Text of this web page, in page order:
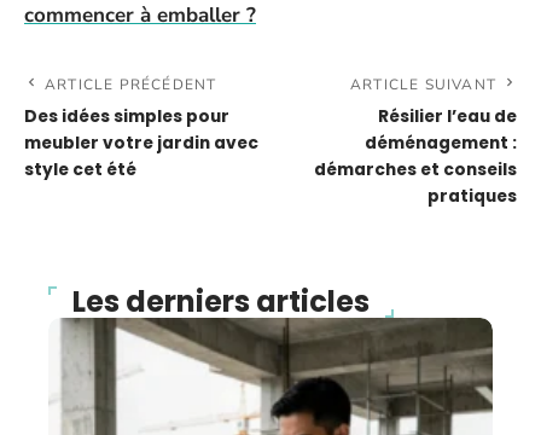
commencer à emballer ?
ARTICLE PRÉCÉDENT
Des idées simples pour
meubler votre jardin avec
style cet été
ARTICLE SUIVANT
Résilier l’eau de
déménagement :
démarches et conseils
pratiques
Les derniers articles